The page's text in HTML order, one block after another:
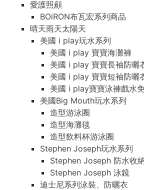
愛護照顧
BOiRON布瓦宏系列商品
晴天雨天太陽天
美國 i play玩水系列
美國 i play 寶寶海灘褲
美國 i play 寶寶長袖防曬
美國 i play 寶寶短袖防曬
美國 i play寶寶泳褲戲水
美國Big Mouth玩水系列
造型游泳圈
造型海灘毯
造型飲料杯游泳圈
Stephen Joseph玩水系列
Stephen Joseph 防水收
Stephen Joseph 泳鏡
迪士尼系列泳裝、防曬衣